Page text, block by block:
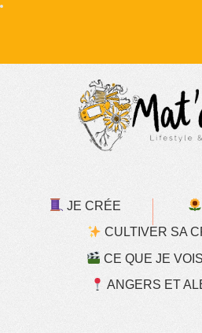
JE CRÉE
CULTIVER SA
CE QUE JE
ANGERS ET